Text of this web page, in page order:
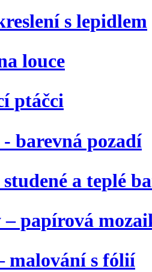
s lepidlem
louce
ptáčci
barevná pozadí
a teplé
papírová
malování s fólií